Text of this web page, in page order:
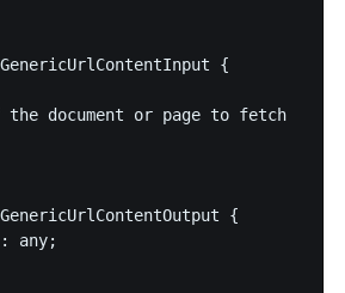
{
the document or page to fetch
{
any;